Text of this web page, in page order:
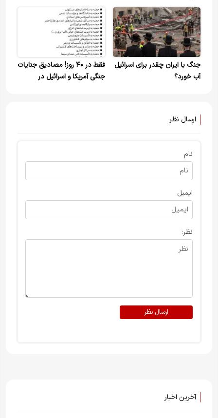
جنگ علیه ایران
جنگ با ایران چقدر برای اسرائیل
آب خورد؟
فقط در ۴۰ روز! مصادیق جنایات
جنگی آمریکا و اسرائیل در
ارسال نظر
نام
ایمیل
نظر:
ارسال نظر
آخرین اخبار